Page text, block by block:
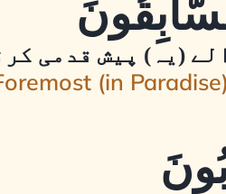
(یہ) پیش قدمی
(in